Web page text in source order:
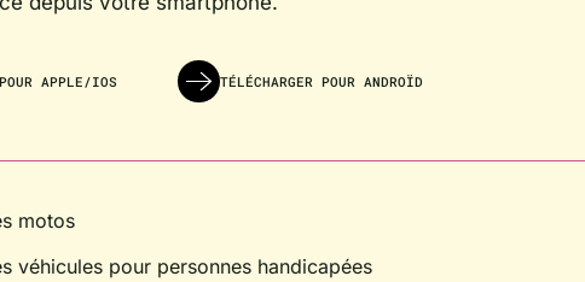
APPLE/IOS TÉLÉCHARGER POUR ANDROÏD
motos
véhicules pour personnes handicapées